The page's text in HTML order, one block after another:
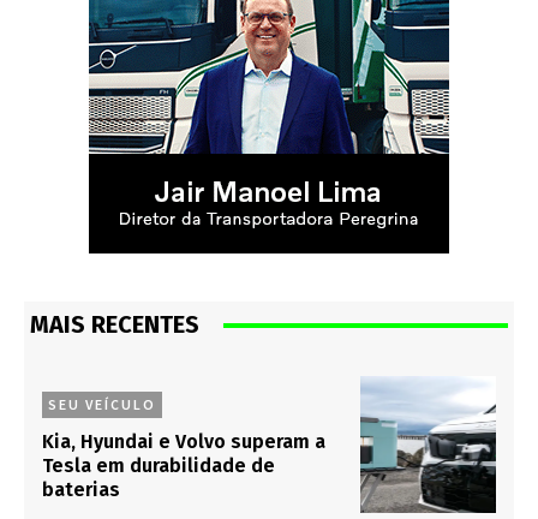
MAIS RECENTES
SEU VEÍCULO
Kia, Hyundai e Volvo superam a
Tesla em durabilidade de
baterias